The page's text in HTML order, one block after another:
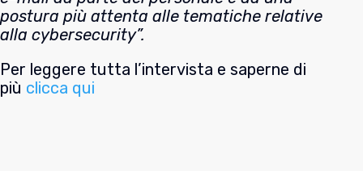
postura più attenta alle tematiche relative
alla cybersecurity”.
Per leggere tutta l’intervista e saperne di
più clicca qui